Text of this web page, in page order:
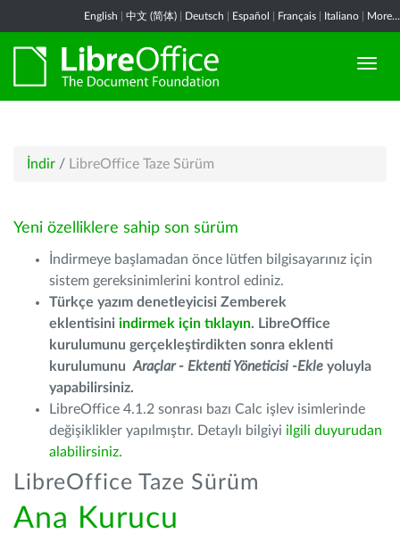
English 中文 (简体) Deutsch Español Français Italiano More...
İndir / LibreOffice Taze Sürüm
Yeni özelliklere sahip son sürüm
İndirmeye başlamadan önce lütfen bilgisayarınız için
sistem gereksinimlerini kontrol ediniz.
Türkçe yazım denetleyicisi Zemberek
eklentisini indirmek için tıklayın. LibreOffice
kurulumunu gerçekleştirdikten sonra eklenti
kurulumunu Araçlar - Ektenti Yöneticisi -Ekle yoluyla
yapabilirsiniz.
LibreOffice 4.1.2 sonrası bazı Calc işlev isimlerinde
değişiklikler yapılmıştır. Detaylı bilgiyi ilgili duyurudan
alabilirsiniz.
LibreOffice Taze Sürüm
Ana Kurucu